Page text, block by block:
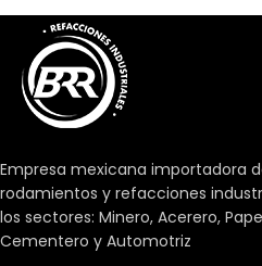
una capacidad de carga
alta dentro de un sobre de
pequeño. Sin embargo, su uso a
velocidades está restringido.
Empresa mexicana importadora
rodamientos y refacciones
los sectores: Minero, Acerero,
Cementero y Automotriz